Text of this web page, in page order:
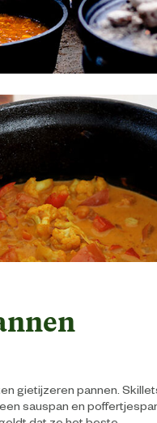
gietijzeren pannen.
sauspan en